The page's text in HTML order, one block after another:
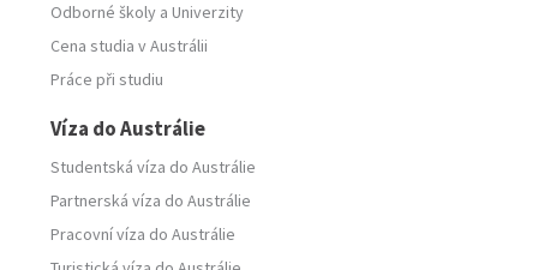
Odborné školy aUniverzity
Cena studia v Austrálii
Práce při studiu
Víza do Austrálie
Studentská víza do Austrálie
Partnerská víza do Austrálie
Pracovní víza do Austrálie